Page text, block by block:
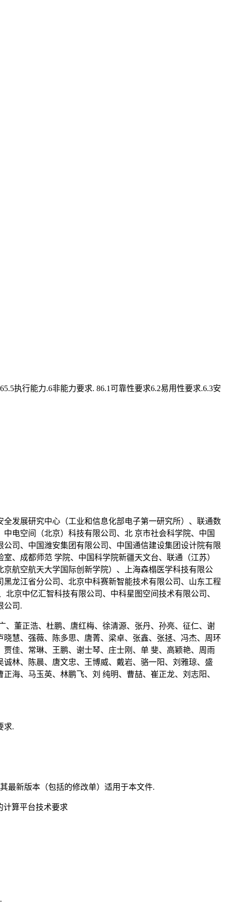
执行能力.6非能力要求. 86.1可靠性要求6.2易用性要求.6.3安
发展研究中心（工业和信息化部电子第一研究所）、联通数
电空间（北京）科技有限公司、北 京市社会科学院、中国
司、中国潍安集团有限公司、中国通信建设集团设计院有限
、成都师范 学院、中国科学院新疆天文台、联通（江苏）
航空航天大学国际创新学院）、上海森榻医学科技有限公
龙江省分公司、北京中科赛新智能技术有限公司、山东工程
京中亿汇智科技有限公司、中科星图空间技术有限公司、
公司.
董正浩、杜鹏、唐红梅、徐清源、张丹、孙亮、征仁、谢
慧、强薇、陈多思、唐菁、梁卓、张鑫、张拯、冯杰、周环
佳、常琳、王鹏、谢士琴、庄士刚、单 斐、高颖艳、周雨
林、陈晨、唐文忠、王博威、戴岩、骆一阳、刘雅琼、盛
海、马玉英、林鹏飞、刘 纯明、曹喆、崔正龙、刘志阳、
求.
最新版本（包括的修改单）适用于本文件.
计算平台技术要求